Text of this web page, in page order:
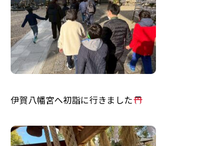
伊賀八幡宮へ初詣に行きました